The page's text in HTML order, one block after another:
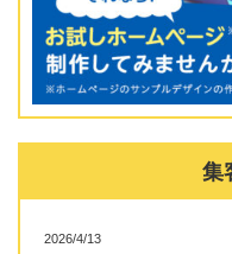
集
2026/4/13